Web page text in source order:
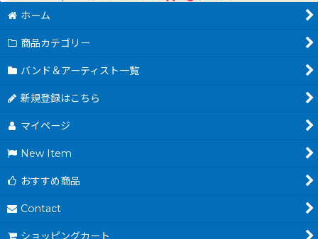
ホーム
商品カテゴリー
バンド＆アーティスト一覧
新規登録はこちら
マイページ
New Item
おすすめ商品
Contact
ショッピングカート